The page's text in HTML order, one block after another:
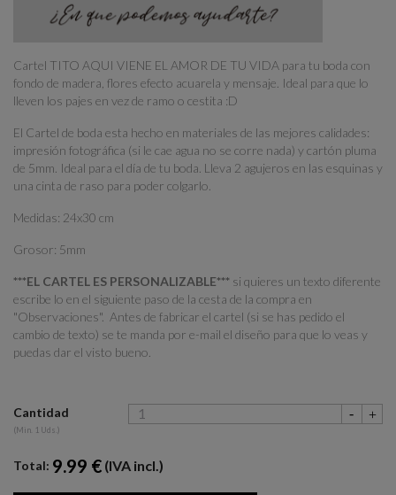
Cartel TITO AQUI VIENE EL AMOR DE TU VIDA para tu boda con
fondo de madera, flores efecto acuarela y mensaje. Ideal para que lo
lleven los pajes en vez de ramo o cestita :D
El Cartel de boda esta hecho en materiales de las mejores calidades:
impresión fotográfica (si le cae agua no se corre nada) y cartón pluma
de 5mm. Ideal para el día de tu boda. Lleva 2 agujeros en las esquinas y
una cinta de raso para poder colgarlo.
Medidas: 24x30 cm
Grosor: 5mm
***EL CARTEL ES PERSONALIZABLE*** si quieres un texto diferente
escribe lo en el siguiente paso de la cesta de la compra en
"Observaciones". Antes de fabricar el cartel (si se has pedido el
cambio de texto) se te manda por e-mail el diseño para que lo veas y
puedas dar el visto bueno.
Cantidad
(Min. 1 Uds.)
Total: 9.99 € (IVA incl.)